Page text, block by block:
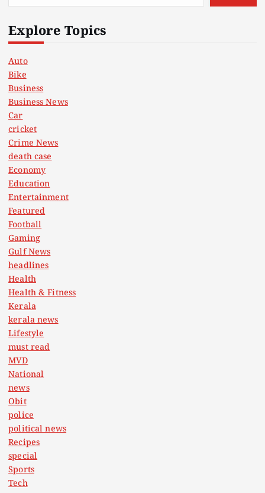
Explore Topics
Auto
Bike
Business
Business News
Car
cricket
Crime News
death case
Economy
Education
Entertainment
Featured
Football
Gaming
Gulf News
headlines
Health
Health & Fitness
Kerala
kerala news
Lifestyle
must read
MVD
National
news
Obit
police
political news
Recipes
special
Sports
Tech